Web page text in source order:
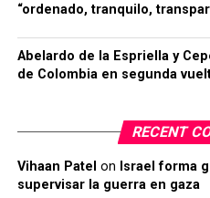
“ordenado, tranquilo,
Abelardo de la Espriella y
de Colombia en segunda
RECENT
Vihaan Patel on Israel forma
supervisar la guerra en gaza